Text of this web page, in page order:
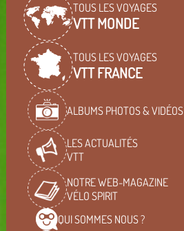
TOUS LES VOYAGES
VTT MONDE
TOUS LES VOYAGES
VTT FRANCE
ALBUMS PHOTOS & VIDÉOS
LES ACTUALITÉS
VTT
NOTRE WEB-MAGAZINE
VÉLO SPIRIT
QUI SOMMES NOUS ?